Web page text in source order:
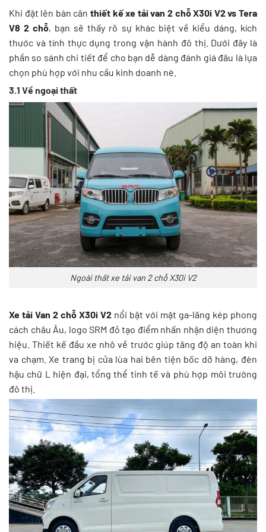
Khi đặt lên bàn cân thiết kế xe tải van 2 chỗ X30i V2 vs Tera
V8 2 chỗ, bạn sẽ thấy rõ sự khác biệt về kiểu dáng, kích
thước và tính thực dụng trong vận hành đô thị. Dưới đây là
phần so sánh chi tiết để cho bạn dễ dàng đánh giá đâu là lựa
chọn phù hợp với nhu cầu kinh doanh nè.
3.1 Về ngoại thất
Ngoài thất xe tải van 2 chỗ X30i V2
Xe tải Van 2 chỗ X30i V2 nổi bật với mặt ga-lăng kép phong
cách châu Âu, logo SRM đỏ tạo điểm nhấn nhận diện thương
hiệu. Thiết kế đầu xe nhô về trước giúp tăng độ an toàn khi
va chạm. Xe trang bị cửa lùa hai bên tiện bốc dỡ hàng, đèn
hậu chữ L hiện đại, tổng thể tinh tế và phù hợp môi trường
đô thị.